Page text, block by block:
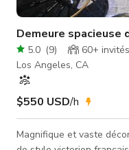
Demeure
5.0 (9) 60+ invités
Los Angeles, CA
$550 USD/h
Magnifique et vaste